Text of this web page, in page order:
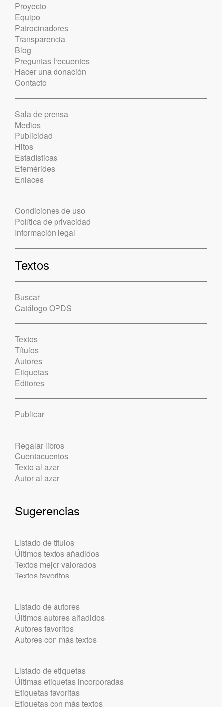
Proyecto
Equipo
Patrocinadores
Transparencia
Blog
Preguntas frecuentes
Hacer una donación
Contacto
Sala de prensa
Medios
Publicidad
Hitos
Estadísticas
Efemérides
Enlaces
Condiciones de uso
Política de privacidad
Información legal
Textos
Buscar
Catálogo OPDS
Textos
Títulos
Autores
Etiquetas
Editores
Publicar
Regalar libros
Cuentacuentos
Texto al azar
Autor al azar
Sugerencias
Listado de títulos
Últimos textos añadidos
Textos mejor valorados
Textos favoritos
Listado de autores
Últimos autores añadidos
Autores favoritos
Autores con más textos
Listado de etiquetas
Últimas etiquetas incorporadas
Etiquetas favoritas
Etiquetas con más textos